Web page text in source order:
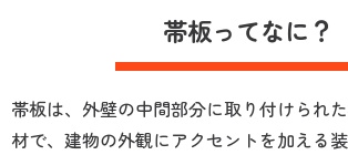
帯板ってなに？
帯板は、外壁の中間部分に取り付けられ
材で、建物の外観にアクセントを加える